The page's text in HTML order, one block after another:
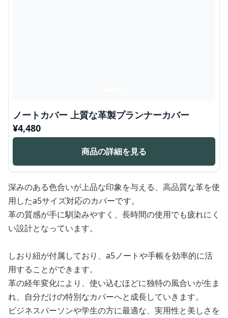
ノートカバー 上質な革製プランナーカバー
¥4,480
商品の詳細を見る
深みのある色合いが上品な印象を与える、高品質な革を使
用したa5サイズ対応のカバーです。
革の質感が手に馴染みやすく、長時間の使用でも疲れにく
い設計となっています。
しおり紐が付属しており、a5ノートや手帳を効率的に活
用することができます。
革の経年変化により、使い込むほどに独特の風合いが生ま
れ、自分だけの特別なカバーへと成長していきます。
ビジネスパーソンや学生の方に最適な、実用性と美しさを